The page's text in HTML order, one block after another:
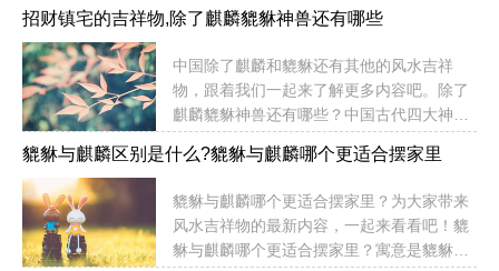
的金蟾，吐钱的金蟾必须将嘴的方向对着宅
外的话，有着向外吐钱的意思，因此不能向
外。还有一种不吐钱的金蟾，如果对外，表
示让金蟾出去叼钱。如果对内的...
叶植物。麒麟掌原产印度东部。麒麟掌不耐
室。开始应注意室内通风，让其逐渐适应室
内小气候。冬季即使天暖，也不可搬到室外
晒太阳。麒麟掌是我们常见室内观赏植物，
它具有翠绿而美丽的叶片，茎叶均具肉质，
有较好的观赏价值。麒麟掌属带刺植物，在
风水学上，带刺类的植物一般具有消灾挡煞
的作用。将其摆放在家中有煞...
招财镇宅的吉祥物,除了麒麟貔貅神兽还有哪些
中国除了麒麟和貔貅还有其他的风水吉祥
物，跟着我们一起来了解更多内容吧。除了
麒麟貔貅神兽还有哪些？中国古代四大神兽
神兽——貔貅、金蟾、旺才中国古代镇宅神
蟾、貔貅中国古代四大灵兽——龙、凤、
龟、麟古人认为"麟体信厚,凤知治乱,龟兆吉
凶,龙能变化"『六神』就是：青龙、白虎、
貔貅与麒麟区别是什么?貔貅与麒麟哪个更适合摆家里
貔貅与麒麟哪个更适合摆家里？为大家带来
风水吉祥物的最新内容，一起来看看吧！貔
貅与麒麟哪个更适合摆家里？寓意是貔貅更